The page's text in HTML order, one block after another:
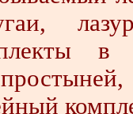
в